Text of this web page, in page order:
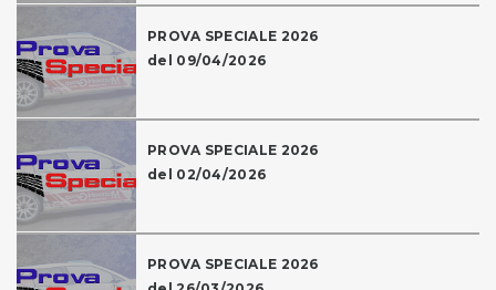
PROVA SPECIALE 2026
del 09/04/2026
PROVA SPECIALE 2026
del 02/04/2026
PROVA SPECIALE 2026